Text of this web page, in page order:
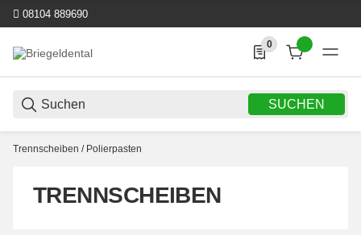
08104 889690
SUCHEN
0
0 Produkte in der
Trennscheiben / Polierpasten
TRENNSCHEIBEN